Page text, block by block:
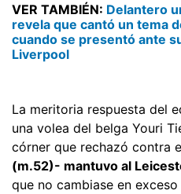
VER TAMBIÉN: Delantero
revela que cantó un tema
cuando se presentó ante
Liverpool
La meritoria respuesta del
una volea del belga Youri
córner que rechazó contra
(m.52)- mantuvo al
que no cambiase en